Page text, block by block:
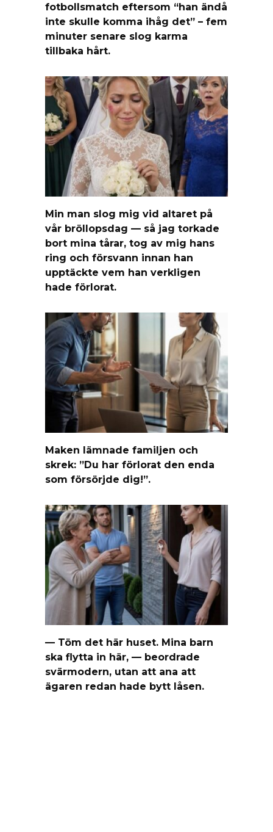
fotbollsmatch eftersom “han ändå
inte skulle komma ihåg det” – fem
minuter senare slog karma
tillbaka hårt.
Min man slog mig vid altaret på
vår bröllopsdag — så jag torkade
bort mina tårar, tog av mig hans
ring och försvann innan han
upptäckte vem han verkligen
hade förlorat.
Maken lämnade familjen och
skrek: ”Du har förlorat den enda
som försörjde dig!”.
— Töm det här huset. Mina barn
ska flytta in här, — beordrade
svärmodern, utan att ana att
ägaren redan hade bytt låsen.